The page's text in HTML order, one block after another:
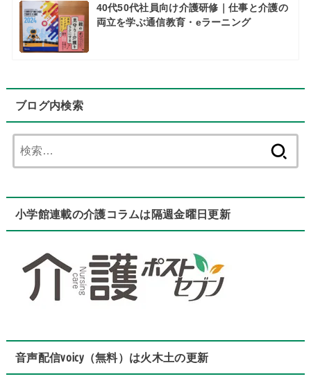
40代50代社員向け介護研修｜仕事と介護の
両立を学ぶ通信教育・eラーニング
ブログ内検索
索:
小学館連載の介護コラムは隔週金曜日更新
音声配信voicy（無料）は火木土の更新